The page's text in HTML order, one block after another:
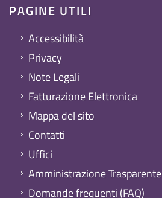
PAGINE UTILI
Accessibilità
Privacy
Note Legali
Fatturazione Elettronica
Mappa del sito
Contatti
Uffici
Amministrazione Trasparente
Domande frequenti (FAQ)